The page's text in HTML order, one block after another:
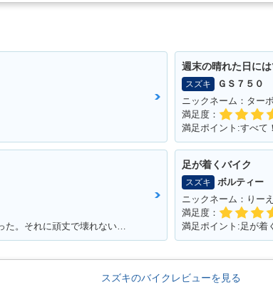
週末の晴れた日には
スズキ
ＧＳ７５０
ニックネーム：ター
満足度：
満足ポイント:すべて
満足ポイント:スタートダッシュが良かった。それに頑丈で壊れない。燃費はそこそこ。あと、足元もフラットで、リアにはボックスを付ければ、相当量を運べます。シート下は、フルフェイスがしっかりと格納できました。あとはフロントの内側収納もたっぷりサイズで、500のペットボトルも入ります。企画でやった、V100 ツーリングは今でも思い出になってます。そんな便利な一台です。
足が着くバイク
スズキ
ボルティー
ニックネーム：りー
満足度：
満足ポイント:足が着
スズキのバイクレビューを見る